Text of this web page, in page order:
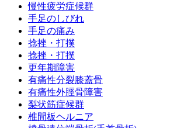
慢性疲労症候群
手足のしびれ
手足の痛み
捻挫・打撲
捻挫・打撲
更年期障害
有痛性分裂膝蓋骨
有痛性外脛骨障害
梨状筋症候群
椎間板ヘルニア